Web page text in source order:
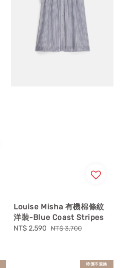
Louise Misha 有機棉條紋
洋裝-Blue Coast Stripes
Sale
NT$ 2,590 Regular
NT$ 3,700
特價不退換